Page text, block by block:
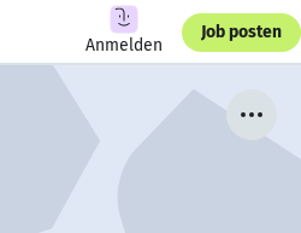
Anmelden
Job posten